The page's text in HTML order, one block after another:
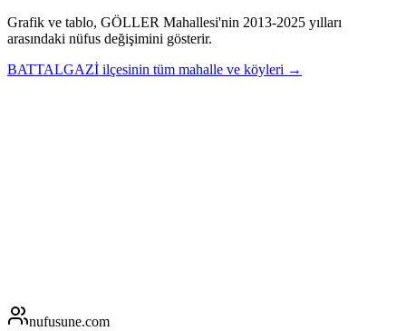
Grafik ve tablo, GÖLLER Mahallesi'nin 2013-2025 yılları
arasındaki nüfus değişimini gösterir.
BATTALGAZİ ilçesinin tüm mahalle ve köyleri →
nufusune.com